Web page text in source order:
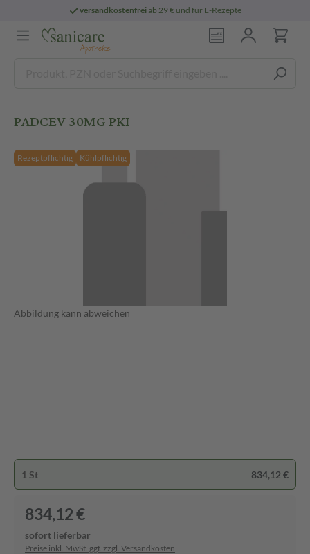
versandkostenfreiab 29 € und für E-Rezepte
PADCEV 30MG PKI
Rezeptpflichtig Kühlpflichtig
Abbildung kann abweichen
1 St 834,12 €
834,12 €
sofort lieferbar
Preise inkl. MwSt. ggf. zzgl. Versandkosten